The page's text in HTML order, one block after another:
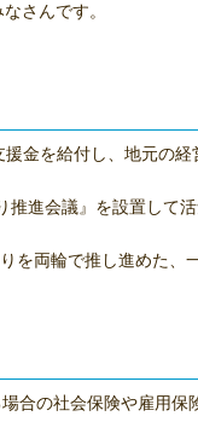
さんです。
金を給付し、地元の経
推進会議』を設置して
を両輪で推し進めた、
合の社会保険や雇用保